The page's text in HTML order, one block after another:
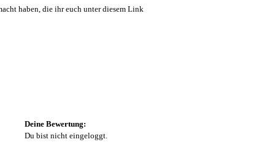
haben, die ihr euch unter diesem Link
Deine Bewertung:
Du bist nicht eingeloggt.